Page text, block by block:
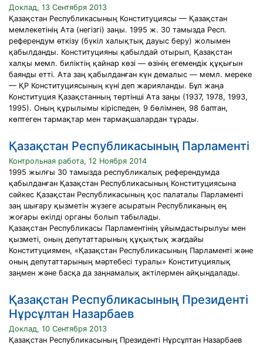
Доклад, 13 Сентября 2013
Қазақстан Республикасының Конституциясы — Қазақстан
мемлекетiнiң Ата (негiзгi) заңы. 1995 ж. 30 тамызда Респ.
референдум өткiзу (бүкiл халықтық дауыс беру) жолымен
қабылданды. Конституцияны қабылдай отырып, Қазақстан
халқы мемл. билiктiң қайнар көзi — өзiнiң егемендiк құқығын
баянды еттi. Ата заң қабылданған күн демалыс — мемл. мереке
— ҚР Конституциясының күнi деп жарияланды. Бұл жаңа
Конституция Қазақстанның төртiншi Ата заңы (1937, 1978, 1993,
1995). Оның құрылымы кiрiспеден, 9 бөлiмнен, 98 баптан,
көптеген тармақтар мен тармақшалардан тұрады.
Қазақстан Республикасының Парламенті
Контрольная работа, 12 Ноября 2014
1995 жылғы 30 тамызда республикалық референдумда
қабылданған Қазақстан Республикасының Конституциясына
сәйкес Қазақстан Республикасының қос палаталы Парламенті
заң шығару қызметін жүзеге асыратын Республиканың ең
жоғары өкілді органы болып табылады.
Қазақстан Республикасы Парламентінің ұйымдастырылуы мен
қызметі, оның депутаттарының құқықтық жағдайы
Конституциямен, «Қазақстан Республикасының Парламенті және
оның депутаттарының мәртебесі туралы» Конституциялық
заңмен және басқа да заңнамалық актілермен айқындалады.
Қазақстан Республикасының Президенті
Нұрсұлтан Назарбаев
Доклад, 10 Сентября 2013
Қазақстан Республикасының Президенті Нұрсұлтан Назарбаев